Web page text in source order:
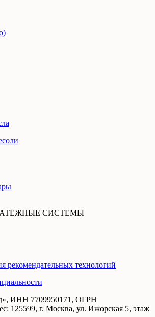
СИСТЕМЫ
рекомендательных технологий
ИНН 7709950171, ОГРН
125599, г. Москва, ул. Ижорская 5, этаж